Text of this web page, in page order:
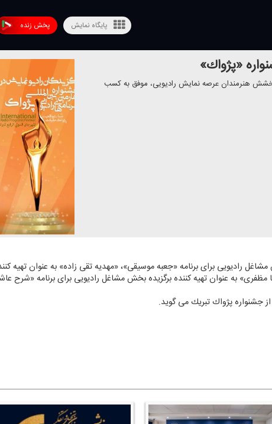
پخش زنده پایگاه نمایش
«پژواك»
هنرمندان عرصه نمایش رادیویی، موفق به كسب
رادیویی برای برنامه «جعبه موسیقی»، «مهدیه تقی زاده» به عنوان تهیه
مظفری» به عنوان تهیه كننده برگزیده بخش مشاغل رادیویی برای برنامه «شرح
جشنواره پژواك تبریك می گوید.